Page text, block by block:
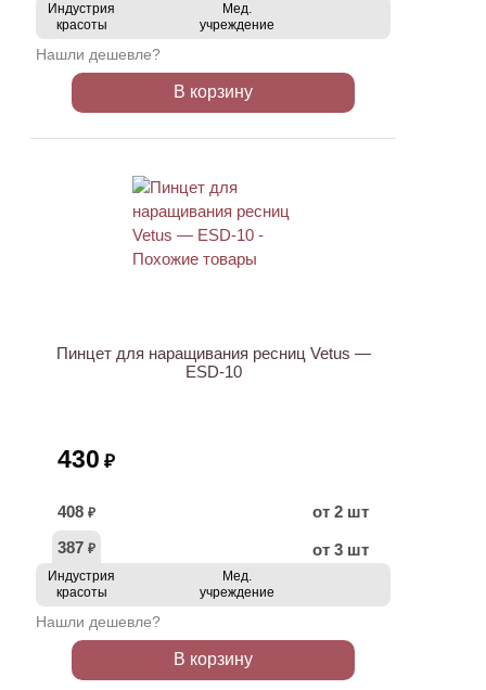
Индустрия
красоты
Мед.
учреждение
Нашли дешевле?
В корзину
Пинцет для наращивания ресниц Vetus —
ESD-10
430 ₽
408 ₽
от 2 шт
387 ₽ от 3 шт
Индустрия
красоты
Мед.
учреждение
Нашли дешевле?
В корзину